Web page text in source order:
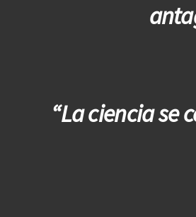
“La ciencia se